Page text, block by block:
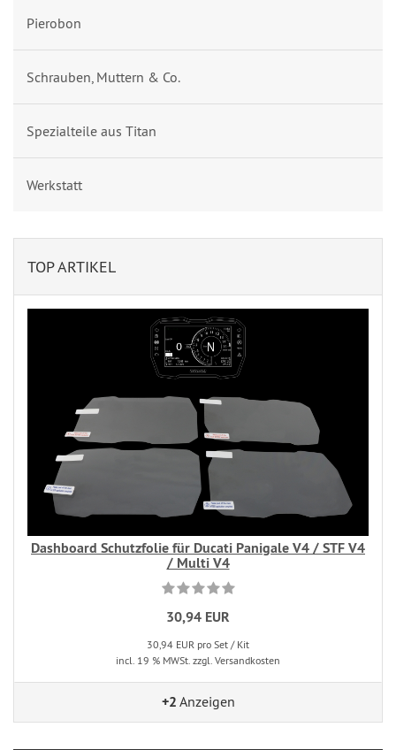
Pierobon
Schrauben, Muttern & Co.
Spezialteile aus Titan
Werkstatt
TOP ARTIKEL
Dashboard Schutzfolie für Ducati Panigale V4 / STF V4
/ Multi V4
30,94 EUR
30,94 EUR pro Set / Kit
incl. 19 % MWSt. zzgl. Versandkosten
+2 Anzeigen